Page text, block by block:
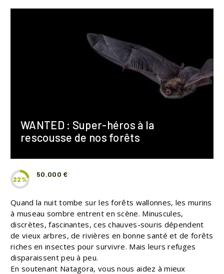
WANTED : Super-héros à la
rescousse de nos forêts
22%
50.000 €
Quand la nuit tombe sur les forêts wallonnes, les murins
à museau sombre entrent en scène. Minuscules,
discrètes, fascinantes, ces chauves-souris dépendent
de vieux arbres, de rivières en bonne santé et de forêts
riches en insectes pour survivre. Mais leurs refuges
disparaissent peu à peu.
En soutenant Natagora, vous nous aidez à mieux